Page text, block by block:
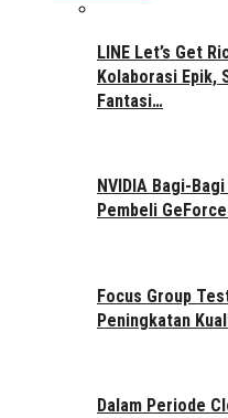
LINE Let’s Get
Kolaborasi Epik,
Fantasi…
NVIDIA Bagi-
Pembeli
Focus Group
Peningkatan
Dalam Periode